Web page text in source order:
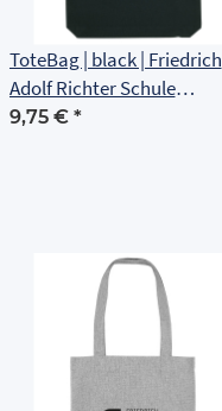
ToteBag | black | Friedrich
Adolf Richter Schule
Rudolstadt
9,75 € *